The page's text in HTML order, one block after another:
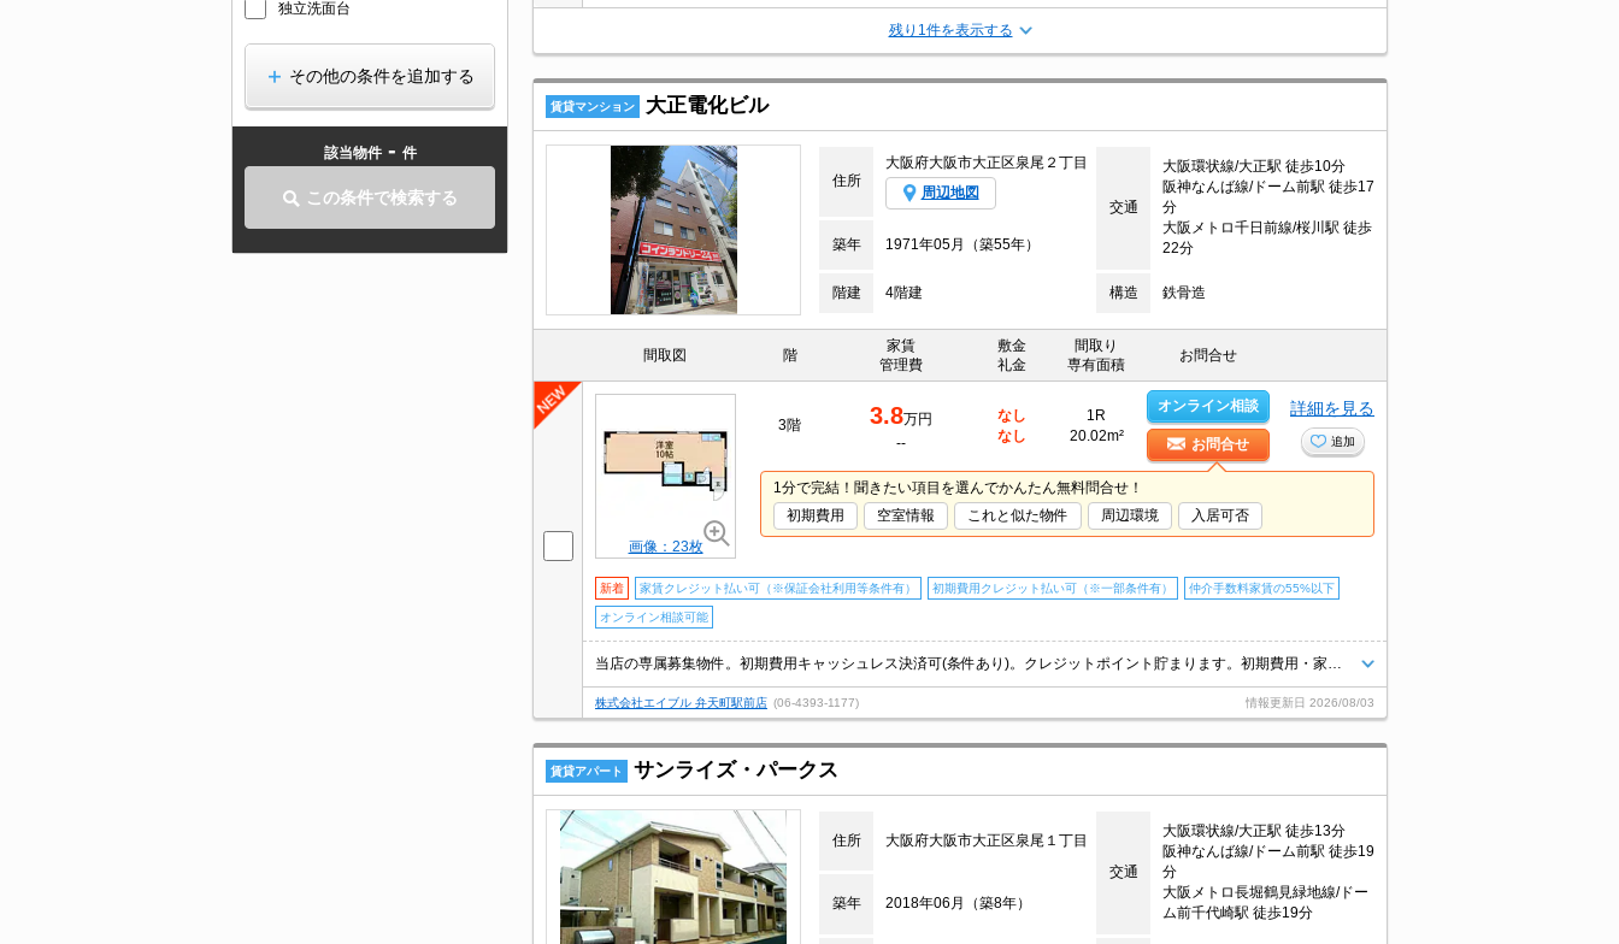
独立洗面台
その他の条件を追加する
該当物件 - 件
この条件で検索する
残り1件を表示する
賃貸マンション 大正電化ビル
住所
大阪府大阪市大正区泉尾２丁目
周辺地図
交通
大阪環状線/大正駅 徒歩10分
阪神なんば線/ドーム前駅 徒歩17
分
大阪メトロ千日前線/桜川駅 徒歩
22分
築年 1971年05月（築55年）
階建 4階建 構造 鉄骨造
間取図 階
家賃
管理費
敷金
礼金
間取り
専有面積
お問合せ
画像：23枚
3階 3.8万円
--
なし
なし
1R
20.02m²
オンライン相談
お問合せ
詳細を見る
追加
1分で完結！聞きたい項目を選んでかんたん無料問合せ！
初期費用
空室情報 これと似た物件 周辺環境 入居可否
新着 家賃クレジット払い可（※保証会社利用等条件有） 初期費用クレジット払い可（※一部条件有） 仲介手数料家賃の55%以下
オンライン相談可能
株式会社エイブル 弁天町駅前店 (06-4393-1177) 情報更新日 2026/08/03
賃貸アパート サンライズ・パークス
住所 大阪府大阪市大正区泉尾１丁目
交通
大阪環状線/大正駅 徒歩13分
阪神なんば線/ドーム前駅 徒歩19
分
大阪メトロ長堀鶴見緑地線/ドー
ム前千代崎駅 徒歩19分
築年 2018年06月（築8年）